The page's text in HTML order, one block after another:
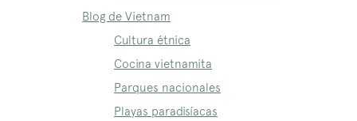
Blog de Vietnam
Cultura étnica
Cocina vietnamita
Parques nacionales
Playas paradisíacas